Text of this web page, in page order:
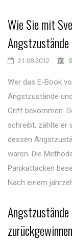
Wie Sie mit
21.08.2012
Wer das E-Book
Angstzustände
Griff bekommen.
schreibt, zählte er
dessen
waren. Die
Panikattacken
Nach einem
zurückgewinnen